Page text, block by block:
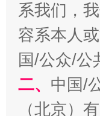
揭开“小
系我们，
容系本人
国/公众/公
二、 中国/
（北京）